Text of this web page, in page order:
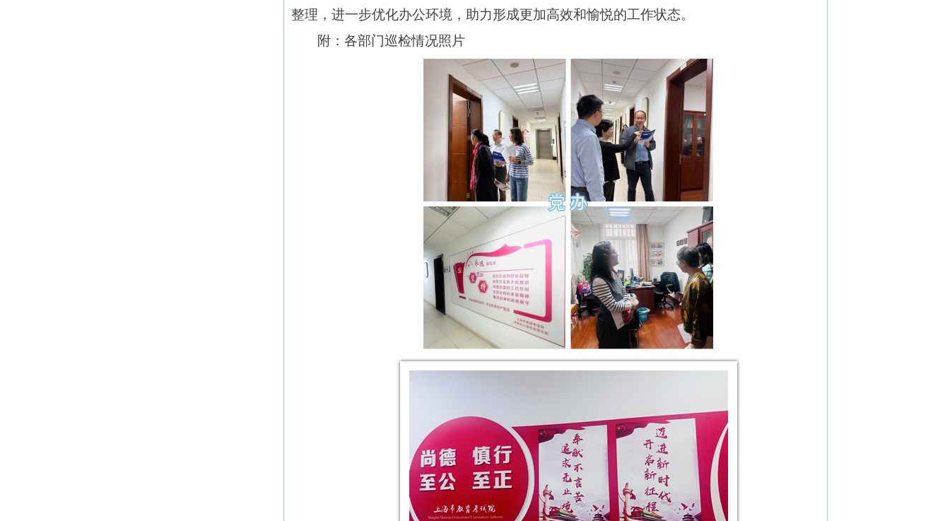
整理，进一步优化办公环境，助力形成更加高效和愉悦的工作状态。
附：各部门巡检情况照片